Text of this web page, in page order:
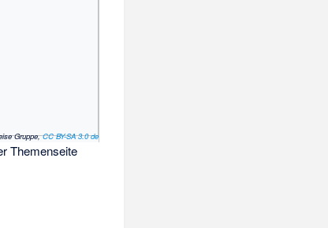
Gruppe,CC BY-SA 3.0 de
Themenseite